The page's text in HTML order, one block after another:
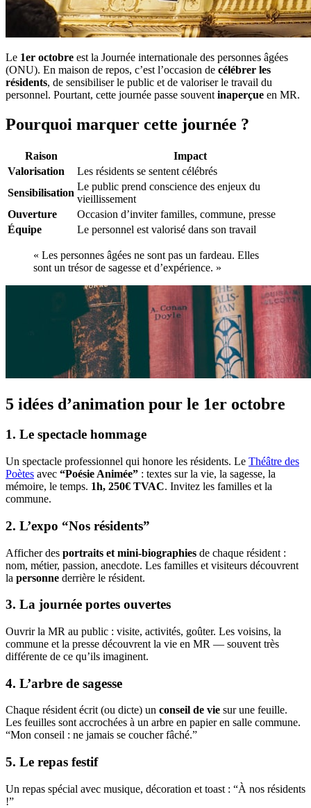
Le 1er octobre est la Journée internationale des personnes âgées
(ONU). En maison de repos, c’est l’occasion de célébrer les
résidents, de sensibiliser le public et de valoriser le travail du
personnel. Pourtant, cette journée passe souvent inaperçue en MR.
Pourquoi marquer cette journée ?
Raison
Impact
Valorisation
Les résidents se sentent célébrés
Sensibilisation
Le public prend conscience des enjeux du
vieillissement
Ouverture
Occasion d’inviter familles, commune, presse
Équipe
Le personnel est valorisé dans son travail
« Les personnes âgées ne sont pas un fardeau. Elles
sont un trésor de sagesse et d’expérience. »
5 idées d’animation pour le 1er octobre
1. Le spectacle hommage
Un spectacle professionnel qui honore les résidents. Le Théâtre des
Poètes avec “Poésie Animée” : textes sur la vie, la sagesse, la
mémoire, le temps. 1h, 250€ TVAC. Invitez les familles et la
commune.
2. L’expo “Nos résidents”
Afficher des portraits et mini-biographies de chaque résident :
nom, métier, passion, anecdote. Les familles et visiteurs découvrent
la personne derrière le résident.
3. La journée portes ouvertes
Ouvrir la MR au public : visite, activités, goûter. Les voisins, la
commune et la presse découvrent la vie en MR — souvent très
différente de ce qu’ils imaginent.
4. L’arbre de sagesse
Chaque résident écrit (ou dicte) un conseil de vie sur une feuille.
Les feuilles sont accrochées à un arbre en papier en salle commune.
“Mon conseil : ne jamais se coucher fâché.”
5. Le repas festif
Un repas spécial avec musique, décoration et toast : “À nos résidents
!”